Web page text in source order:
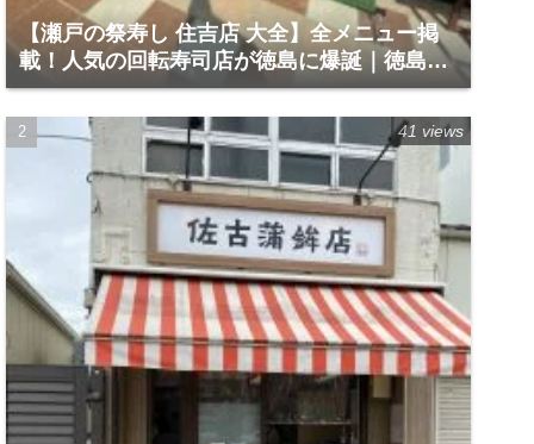
【瀬戸の祭寿し 住吉店 大全】全メニュー掲
載！人気の回転寿司店が徳島に爆誕｜徳島市
住吉5-1-60
41 views